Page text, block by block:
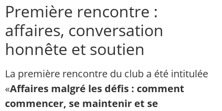
Première rencontre :
affaires, conversation
honnête et soutien
La première rencontre du club a été intitulée
«Affaires malgré les défis : comment
commencer, se maintenir et se